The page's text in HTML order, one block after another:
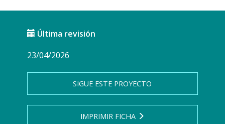
Última revisión
23/04/2026
SIGUE ESTE PROYECTO
IMPRIMIR FICHA